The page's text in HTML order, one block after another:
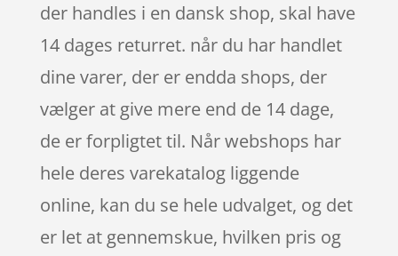
der handles i en dansk shop, skal have
14 dages returret. når du har handlet
dine varer, der er endda shops, der
vælger at give mere end de 14 dage,
de er forpligtet til. Når webshops har
hele deres varekatalog liggende
online, kan du se hele udvalget, og det
er let at gennemskue, hvilken pris og